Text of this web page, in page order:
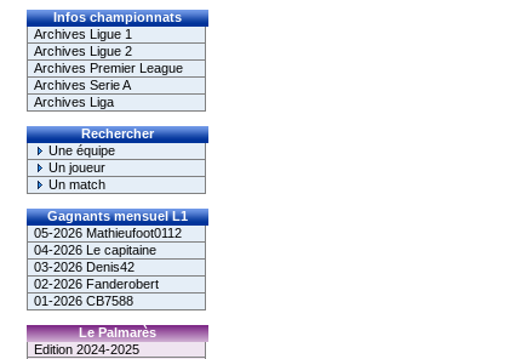
Infos championnats
Archives Ligue 1
Archives Ligue 2
Archives Premier League
Archives Serie A
Archives Liga
Rechercher
Une équipe
Un joueur
Un match
Gagnants mensuel L1
05-2026 Mathieufoot0112
04-2026 Le capitaine
03-2026 Denis42
02-2026 Fanderobert
01-2026 CB7588
Le Palmarès
Edition 2024-2025